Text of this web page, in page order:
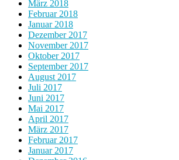
März 2018
Februar 2018
Januar 2018
Dezember 2017
November 2017
Oktober 2017
September 2017
August 2017
Juli 2017
Juni 2017
Mai 2017
April 2017
März 2017
Februar 2017
Januar 2017